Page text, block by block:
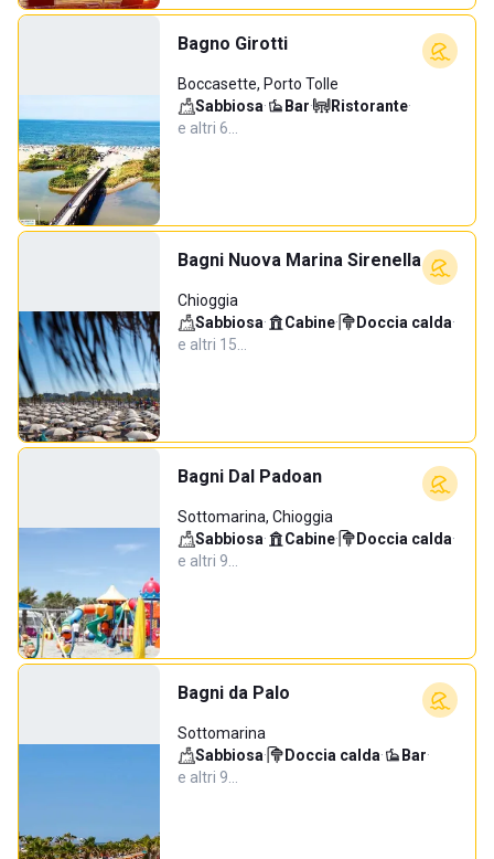
Bagno Girotti
Boccasette, Porto Tolle
Sabbiosa· Bar· Ristorante·
e altri 6…
Bagni Nuova Marina Sirenella
Chioggia
Sabbiosa· Cabine· Doccia calda·
e altri 15…
Bagni Dal Padoan
Sottomarina, Chioggia
Sabbiosa· Cabine· Doccia calda·
e altri 9…
Bagni da Palo
Sottomarina
Sabbiosa· Doccia calda· Bar·
e altri 9…